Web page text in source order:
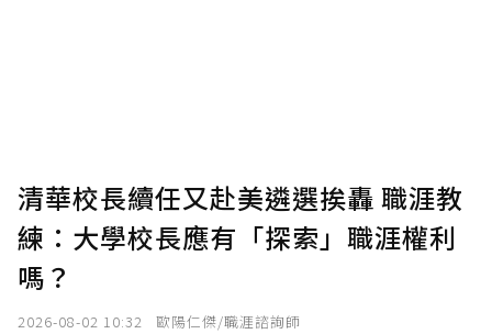
確認送出
清華校長續任又赴美遴選挨轟 職涯教
練：大學校長應有「探索」職涯權利
嗎？
2026-08-02 10:32 歐陽仁傑/職涯諮詢師